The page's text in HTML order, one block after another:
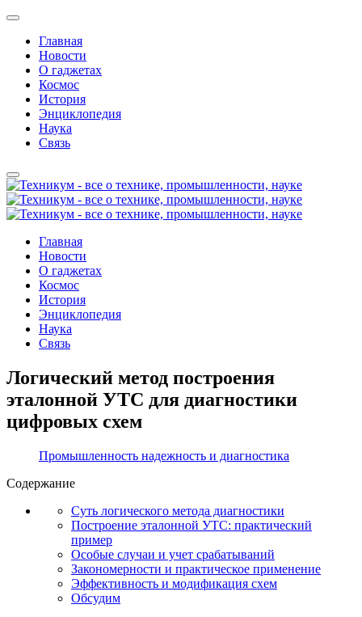
Главная
Новости
О гаджетах
Космос
История
Энциклопедия
Наука
Связь
Главная
Новости
О гаджетах
Космос
История
Энциклопедия
Наука
Связь
Логический метод построения
эталонной УТС для диагностики
цифровых схем
Промышленность надежность и диагностика
Содержание
Суть логического метода диагностики
Построение эталонной УТС: практический
пример
Особые случаи и учет срабатываний
Закономерности и практическое применение
Эффективность и модификация схем
Обсудим